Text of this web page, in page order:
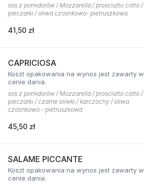
sos z pomidorów / Mozzarella / prosciutto cotto /
pieczarki / oliwa czosnkowo- pietruszkowa
41,50 zł
CAPRICIOSA
Koszt opakowania na wynos jest zawarty w
cenie dania.
sos z pomidorów / Mozzarella / prosciutto cotto /
pieczarki / czarne oliwki / karczochy / oliwa
czosnkowo - pietruszkowa
45,50 zł
SALAME PICCANTE
Koszt opakowania na wynos jest zawarty w
cenie dania.